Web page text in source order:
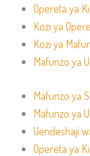
Opereta ya
Kozi ya
Kozi ya
Mafunzo ya
Mafunzo ya
Mafunzo ya
Uendeshaji
Opereta ya